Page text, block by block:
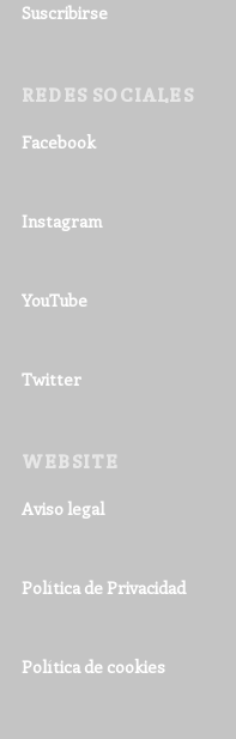
Suscribirse
REDES SOCIALES
Facebook
Instagram
YouTube
Twitter
WEBSITE
Aviso legal
Política de Privacidad
Política de cookies